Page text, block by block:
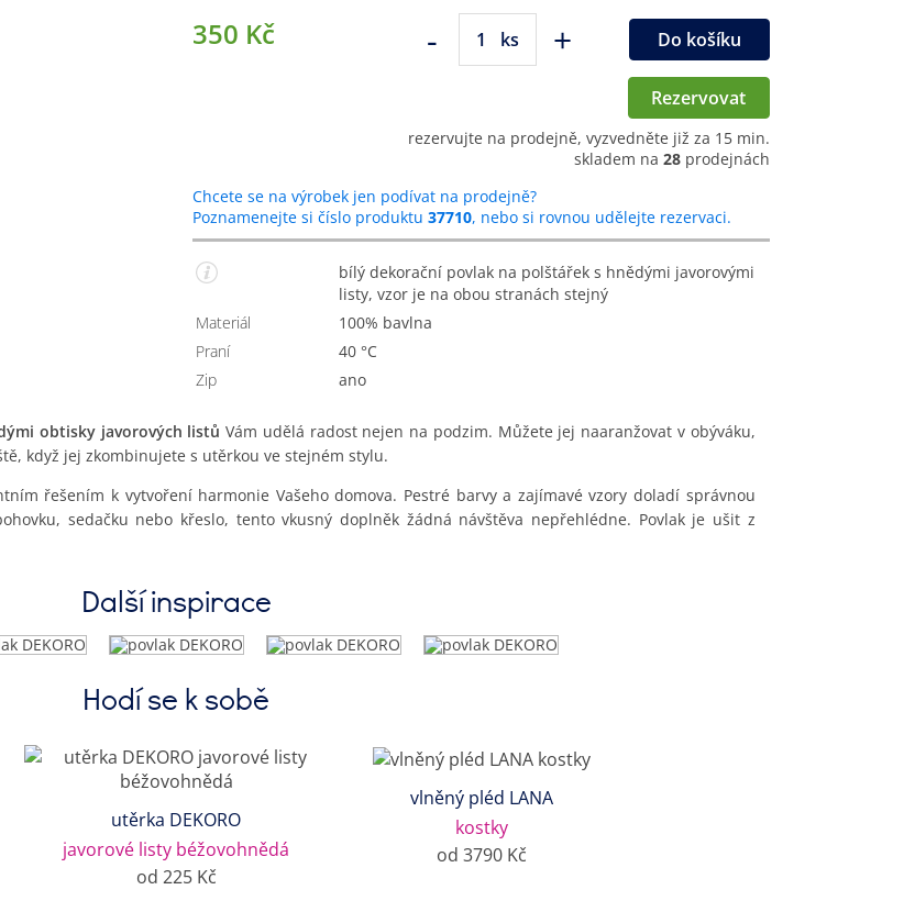
350 Kč - ks + Do košíku
Rezervovat
rezervujte na prodejně, vyzvedněte již za 15 min.
skladem na 28 prodejnách
Chcete se na výrobek jen podívat na prodejně?
Poznamenejte si číslo produktu 37710, nebo si rovnou udělejte rezervaci.
bílý dekorační povlak na polštářek s hnědými javorovými
listy, vzor je na obou stranách stejný
Materiál
100% bavlna
Praní
40 °C
Zip
Ano
obtisky javorových listů Vám udělá radost nejen na podzim. Můžete jej naaranžovat v obýváku,
když jej zkombinujete s utěrkou ve stejném stylu.
řešením k vytvoření harmonie Vašeho domova. Pestré barvy a zajímavé vzory doladí správnou
sedačku nebo křeslo, tento vkusný doplněk žádná návštěva nepřehlédne. Povlak je ušit z
Další inspirace
Hodí se k sobě
utěrka DEKORO
javorové listy béžovohnědá
od 225 Kč
vlněný pléd LANA
kostky
od 3790 Kč